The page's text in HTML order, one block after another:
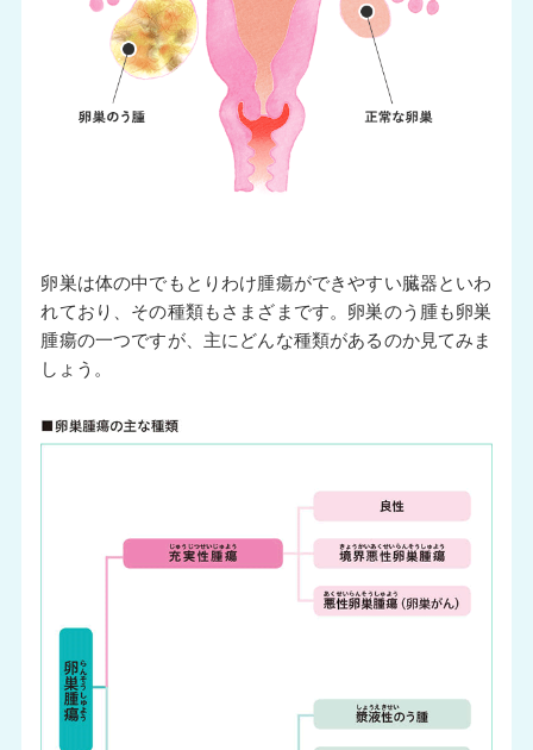
卵巣は体の中でもとりわけ腫瘍ができやすい臓器といわ
れており、その種類もさまざまです。卵巣のう腫も卵巣
腫瘍の一つですが、主にどんな種類があるのか見てみま
しょう。